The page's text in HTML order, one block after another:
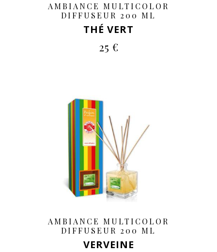
AMBIANCE MULTICOLOR
DIFFUSEUR 200 ML
THÉ VERT
25 €
AMBIANCE MULTICOLOR
DIFFUSEUR 200 ML
VERVEINE